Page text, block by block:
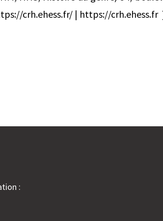
crh.ehess.fr/ | https://crh.ehess.fr
: